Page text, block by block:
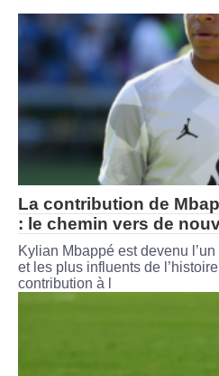
La contribution de
: le chemin vers de
Kylian Mbappé est devenu
et les plus influents de
contribution à l